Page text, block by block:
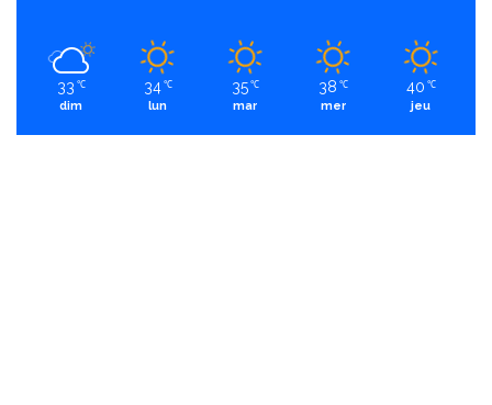
33 ℃
dim
34 ℃
lun
35 ℃
mar
38 ℃
mer
40 ℃
jeu